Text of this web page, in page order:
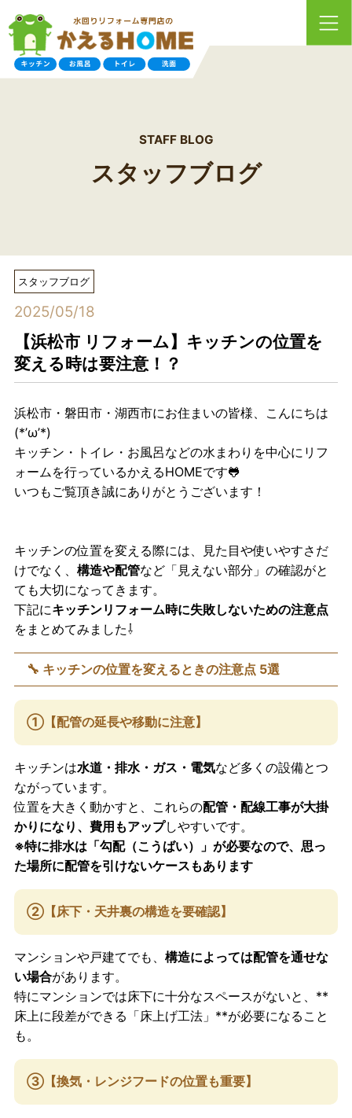
STAFF BLOG
スタッフブログ
スタッフブログ
2025/05/18
【浜松市 リフォーム】キッチンの位置を
変える時は要注意！？
浜松市・磐田市・湖西市にお住まいの皆様、こんにちは
(*’ω’*)
キッチン・トイレ・お風呂などの水まわりを中心にリフ
ォームを行っているかえるHOMEです🐸
いつもご覧頂き誠にありがとうございます！
キッチンの位置を変える際には、見た目や使いやすさだ
けでなく、 構造や配管など「見えない部分」の確認がと
ても大切になってきます。
下記にキッチンリフォーム時に失敗しないための注意点
をまとめてみました⇩
🔧 キッチンの位置を変えるときの注意点 5選
①【配管の延長や移動に注意】
キッチンは水道・排水・ガス・電気など多くの設備とつ
ながっています。
位置を大きく動かすと、これらの配管・配線工事が大掛
かりになり、費用もアップしやすいです。
※特に排水は「勾配（こうばい）」が必要なので、思っ
た場所に配管を引けないケースもあります
②【床下・天井裏の構造を要確認】
マンションや戸建てでも、 構造によっては配管を通せな
い場合があります。
特にマンションでは床下に十分なスペースがないと、**
床上に段差ができる「床上げ工法」**が必要になること
も。
③【換気・レンジフードの位置も重要】